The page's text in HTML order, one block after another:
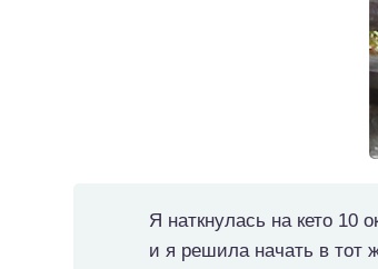
Я наткнулась на кето 10
и я решила начать в тот